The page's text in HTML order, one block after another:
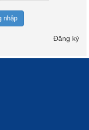
nhập
Đăng ký